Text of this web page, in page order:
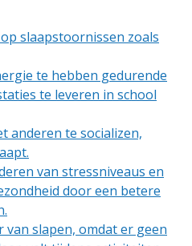
slaapstoornissen zoals
te hebben gedurende
te leveren in school
anderen te socializen,
van stressniveaus en
door een betere
van slapen, omdat er geen